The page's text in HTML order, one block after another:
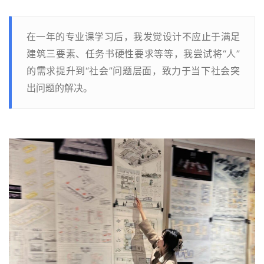
在一年的专业课学习后，我发觉设计不应止于满足
建筑三要素、任务书硬性要求等等，我尝试将“人”
的需求提升到“社会”问题层面，致力于当下社会突
出问题的解决。